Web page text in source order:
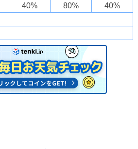
40% 80% 40%